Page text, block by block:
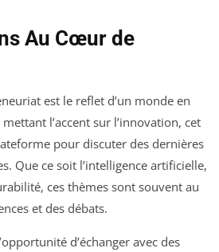
Au Cœur de
est le reflet d’un monde en
l’accent sur l’innovation, cet
pour discuter des dernières
Que ce soit l’intelligence artificielle,
ces thèmes sont souvent au
et des débats.
d’échanger avec des